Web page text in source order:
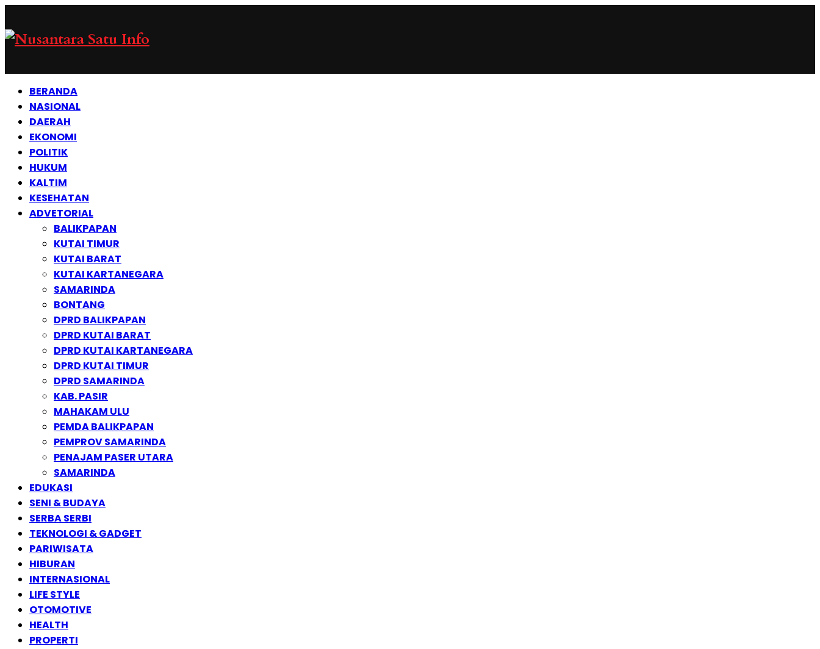
BERANDA
NASIONAL
DAERAH
EKONOMI
POLITIK
HUKUM
KALTIM
KESEHATAN
ADVETORIAL
BALIKPAPAN
KUTAI TIMUR
KUTAI BARAT
KUTAI KARTANEGARA
SAMARINDA
BONTANG
DPRD BALIKPAPAN
DPRD KUTAI BARAT
DPRD KUTAI KARTANEGARA
DPRD KUTAI TIMUR
DPRD SAMARINDA
KAB. PASIR
MAHAKAM ULU
PEMDA BALIKPAPAN
PEMPROV SAMARINDA
PENAJAM PASER UTARA
SAMARINDA
EDUKASI
SENI & BUDAYA
SERBA SERBI
TEKNOLOGI & GADGET
PARIWISATA
HIBURAN
INTERNASIONAL
LIFE STYLE
OTOMOTIVE
HEALTH
PROPERTI